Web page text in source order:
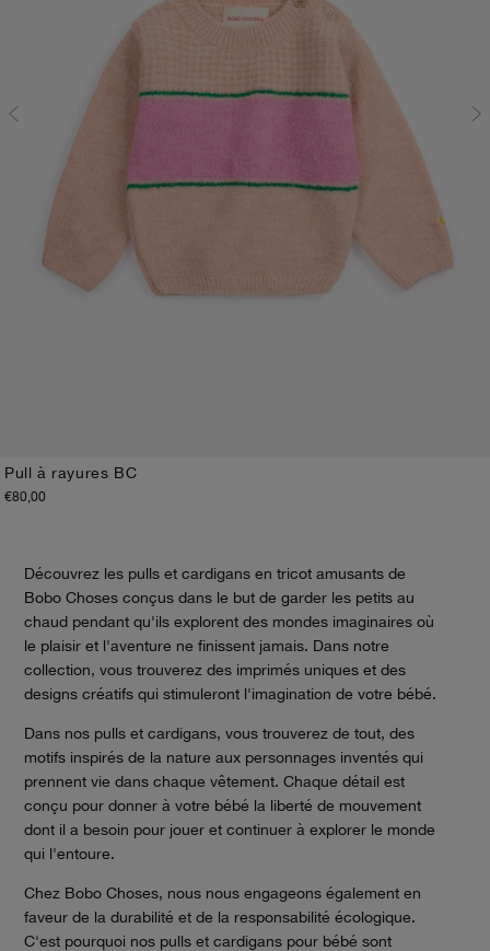
Pull à rayures BC
€80,00
Découvrez les pulls et cardigans en tricot amusants de
Bobo Choses conçus dans le but de garder les petits au
chaud pendant qu'ils explorent des mondes imaginaires où
le plaisir et l'aventure ne finissent jamais. Dans notre
collection, vous trouverez des imprimés uniques et des
designs créatifs qui stimuleront l'imagination de votre bébé.
Dans nos pulls et cardigans, vous trouverez de tout, des
motifs inspirés de la nature aux personnages inventés qui
prennent vie dans chaque vêtement. Chaque détail est
conçu pour donner à votre bébé la liberté de mouvement
dont il a besoin pour jouer et continuer à explorer le monde
qui l'entoure.
Chez Bobo Choses, nous nous engageons également en
faveur de la durabilité et de la responsabilité écologique.
C'est pourquoi nos pulls et cardigans pour bébé sont